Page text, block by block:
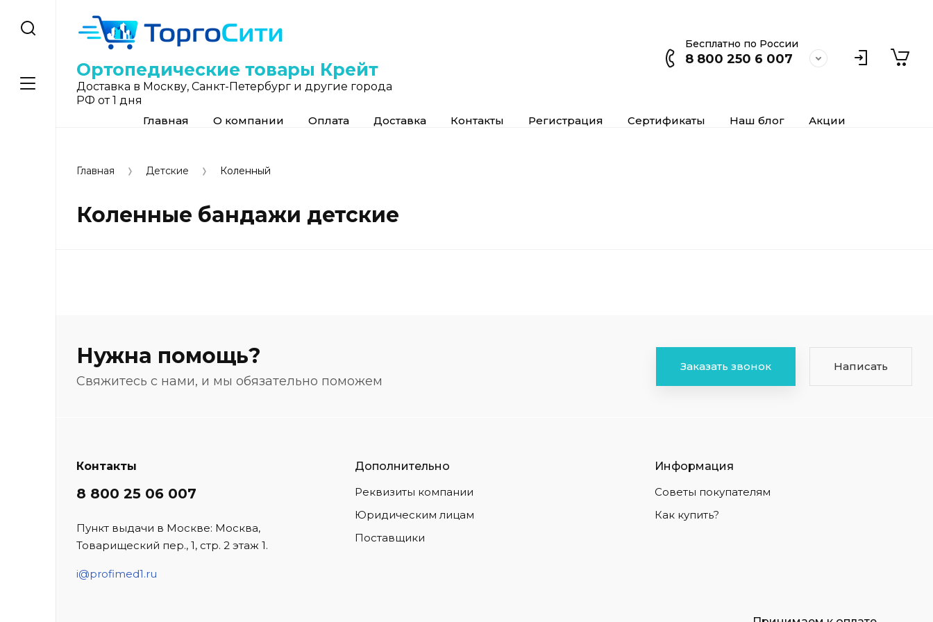
Ортопедические товары Крейт
Доставка в Москву, Санкт-Петербург и другие города
РФ от 1 дня
Бесплатно по России
8 800 250 6 007
Главная О компании Оплата Доставка Контакты Регистрация Сертификаты Наш блог Акции
Главная Детские Коленный
Коленные бандажи детские
Нужна помощь?
Свяжитесь с нами, и мы обязательно поможем
Заказать звонок Написать
Контакты
8 800 25 06 007
Пункт выдачи в Москве: Москва,
Товарищеский пер., 1, стр. 2 этаж 1.
i@profimed1.ru
Дополнительно
Реквизиты компании
Юридическим лицам
Поставщики
Информация
Советы покупателям
Как купить?